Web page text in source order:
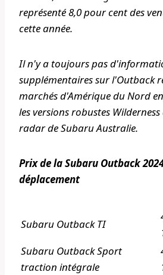
représenté 8,0 pour cent des
cette année.
Il n'y a toujours pas
supplémentaires sur l'Outback
marchés d'Amérique du Nord
les versions robustes
radar de Subaru Australie.
Prix ​​de la Subaru Outback
déplacement
Subaru Outback TI
Subaru Outback Sport
traction intégrale